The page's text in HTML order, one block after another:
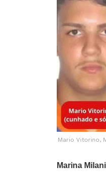
Mario Vitorino,
Marina Milani